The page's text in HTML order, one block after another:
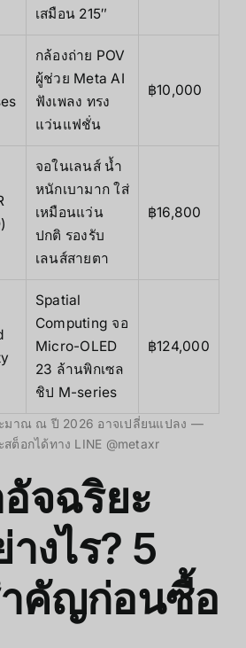
เสมือน 215″
กล้องถ่าย POV
ผู้ช่วย Meta AI
ฟังเพลง ทรง
แว่นแฟชั่น
฿10,000
จอในเลนส์ น้ำ
หนักเบามาก ใส่
เหมือนแว่น
ปกติ รองรับ
เลนส์สายตา
฿16,800
Spatial
Computing จอ
Micro-OLED
23 ล้านพิกเซล
ชิป M-series
฿124,000
ะมาณ ณ ปี 2026 อาจเปลี่ยนแปลง —
ต็อกได้ทาง LINE @metaxr
จฉริยะ
งไร? 5
คัญก่อนซื้อ